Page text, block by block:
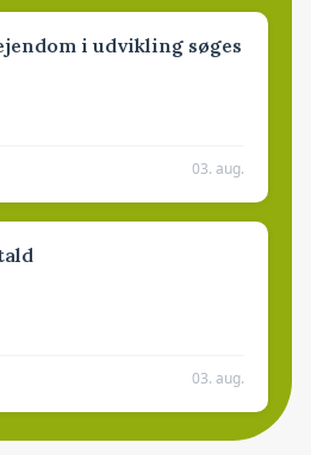
i udvikling søges
03. aug.
03. aug.